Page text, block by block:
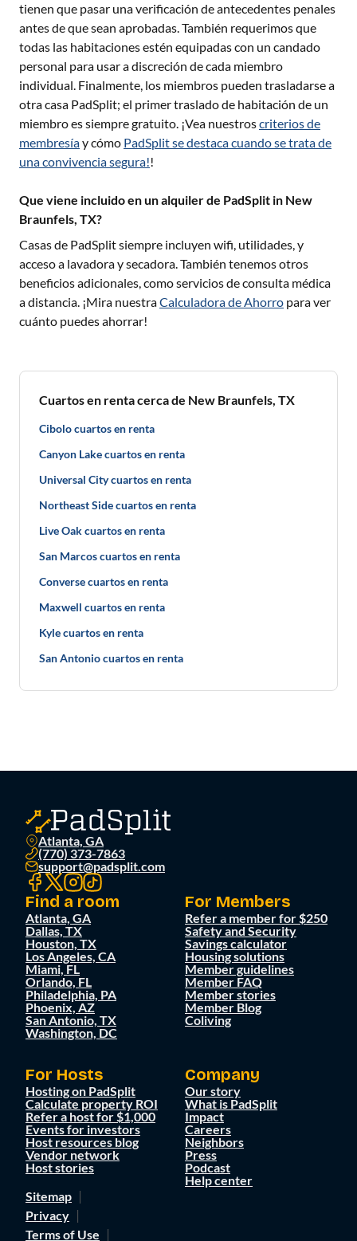
tienen que pasar una verificación de antecedentes penales
antes de que sean aprobadas. También requerimos que
todas las habitaciones estén equipadas con un candado
personal para usar a discreción de cada miembro
individual. Finalmente, los miembros pueden trasladarse a
otra casa PadSplit; el primer traslado de habitación de un
miembro es siempre gratuito. ¡Vea nuestroscriterios de
membresíay cómo PadSplit se destaca cuando se trata de
una convivencia segura!!
Que viene incluido en un alquiler de PadSplit in New
Braunfels, TX?
Casas de PadSplit siempre incluyen wifi, utilidades, y
acceso a lavadora y secadora. También tenemos otros
beneficios adicionales, como servicios de consulta médica
a distancia. ¡Mira nuestraCalculadora de Ahorro para ver
cuánto puedes ahorrar!
Cuartos en renta cerca de New Braunfels, TX
Cibolo cuartos en renta
Canyon Lake cuartos en renta
Universal City cuartos en renta
Northeast Side cuartos en renta
Live Oak cuartos en renta
San Marcos cuartos en renta
Converse cuartos en renta
Maxwell cuartos en renta
Kyle cuartos en renta
San Antonio cuartos en renta
Atlanta, GA
(770) 373-7863
support@padsplit.com
Find a room
Atlanta, GA
Dallas, TX
Houston, TX
Los Angeles, CA
Miami, FL
Orlando, FL
Philadelphia, PA
Phoenix, AZ
San Antonio, TX
Washington, DC
For Members
Refer a member for $250
Safety and Security
Savings calculator
Housing solutions
Member guidelines
Member FAQ
Member stories
Member Blog
Coliving
For Hosts
Hosting on PadSplit
Calculate property ROI
Refer a host for $1,000
Events for investors
Host resources blog
Vendor network
Host stories
Company
Our story
What is PadSplit
Impact
Careers
Neighbors
Press
Podcast
Help center
Sitemap
Privacy
Terms of Use